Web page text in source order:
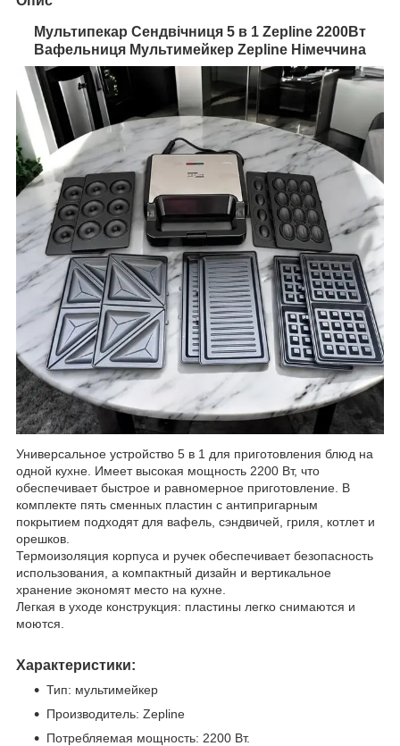
Мультипекар Сендвічниця 5 в 1 Zepline 2200Вт
Вафельниця Мультимейкер Zepline Німеччина
Универсальное устройство 5 в 1 для приготовления блюд на
одной кухне. Имеет высокая мощность 2200 Вт, что
обеспечивает быстрое и равномерное приготовление. В
комплекте пять сменных пластин с антипригарным
покрытием подходят для вафель, сэндвичей, гриля, котлет и
орешков.
Термоизоляция корпуса и ручек обеспечивает безопасность
использования, а компактный дизайн и вертикальное
хранение экономят место на кухне.
Легкая в уходе конструкция: пластины легко снимаются и
моются.
Характеристики:
Тип: мультимейкер
Производитель: Zepline
Потребляемая мощность: 2200 Вт.